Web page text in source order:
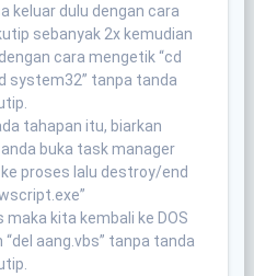
keluar dulu dengan cara
sebanyak 2x kemudian
cara mengetik “cd
system32” tanpa tanda
tahapan itu, biarkan
buka task manager
proses lalu destroy/end
kita kembali ke DOS
aang.vbs” tanpa tanda